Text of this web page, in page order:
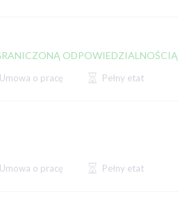
ODPOWIEDZIALNOŚCIĄ
Umowa o pracę Pełny etat
Umowa o pracę Pełny etat